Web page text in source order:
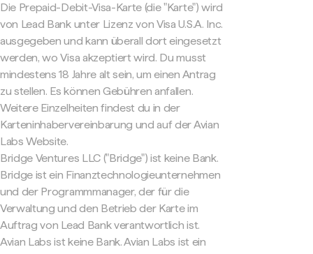
Die Prepaid-Debit-Visa-Karte (die "Karte") wird
von Lead Bank unter Lizenz von Visa U.S.A. Inc.
ausgegeben und kann überall dort eingesetzt
werden, wo Visa akzeptiert wird. Du musst
mindestens 18 Jahre alt sein, um einen Antrag
zu stellen. Es können Gebühren anfallen.
Weitere Einzelheiten findest du in der
Karteninhabervereinbarung und auf der Avian
Labs Website.
Bridge Ventures LLC ("Bridge") ist keine Bank.
Bridge ist ein Finanztechnologieunternehmen
und der Programmmanager, der für die
Verwaltung und den Betrieb der Karte im
Auftrag von Lead Bank verantwortlich ist.
Avian Labs ist keine Bank. Avian Labs ist ein